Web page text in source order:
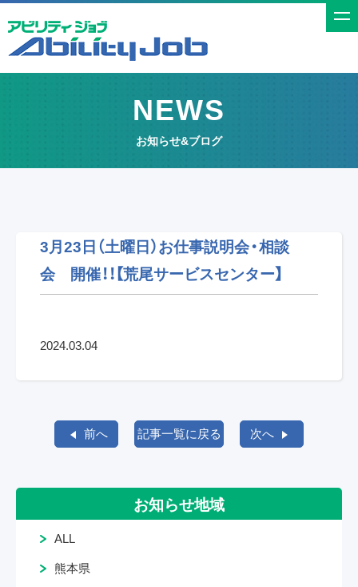
t
a
NEWS
お知らせ&ブログ
3月23日（土曜日）お仕事説明会・相談
会 開催！！【荒尾サービスセンター】
2024.03.04
前へ 記事一覧に戻る 次へ
お知らせ地域
ALL
熊本県